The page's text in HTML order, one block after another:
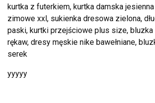
kurtka z futerkiem, kurtka damska
zimowe xxl, sukienka dresowa zielona,
paski, kurtki przejściowe plus size, bluzka
rękaw, dresy męskie nike bawełniane,
serek
yyyyy